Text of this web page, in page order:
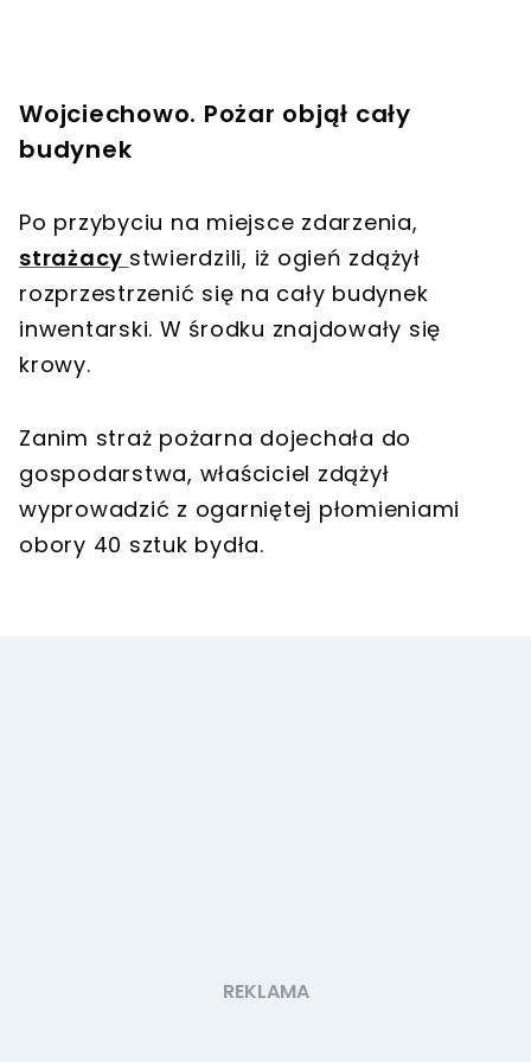
Wojciechowo. Pożar objął cały
budynek
Po przybyciu na miejsce zdarzenia,
strażacy stwierdzili, iż ogień zdążył
rozprzestrzenić się na cały budynek
inwentarski. W środku znajdowały się
krowy.
Zanim straż pożarna dojechała do
gospodarstwa, właściciel zdążył
wyprowadzić z ogarniętej płomieniami
obory 40 sztuk bydła.